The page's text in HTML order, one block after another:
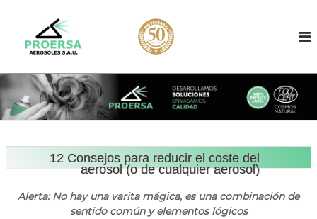
r
a
s
a
d
d
e
a
e
i
c
a
t
d
e
a
r
o
12 Consejos para reducir el coste del
aerosol (o de cualquier aerosol)
Alerta: No hay una varita mágica, es una combinación de
sentido común y elementos lógicos